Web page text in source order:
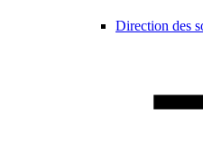
Direction des